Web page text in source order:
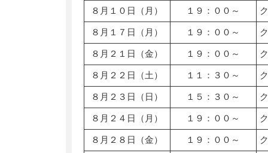
８月１０日（月） １９：００～
８月１７日（月） １９：００～
８月２１日（金） １９：００～
８月２２日（土） １１：３０～
８月２３日（日） １５：３０～
８月２４日（月） １９：００～
８月２８日（金） １９：００～